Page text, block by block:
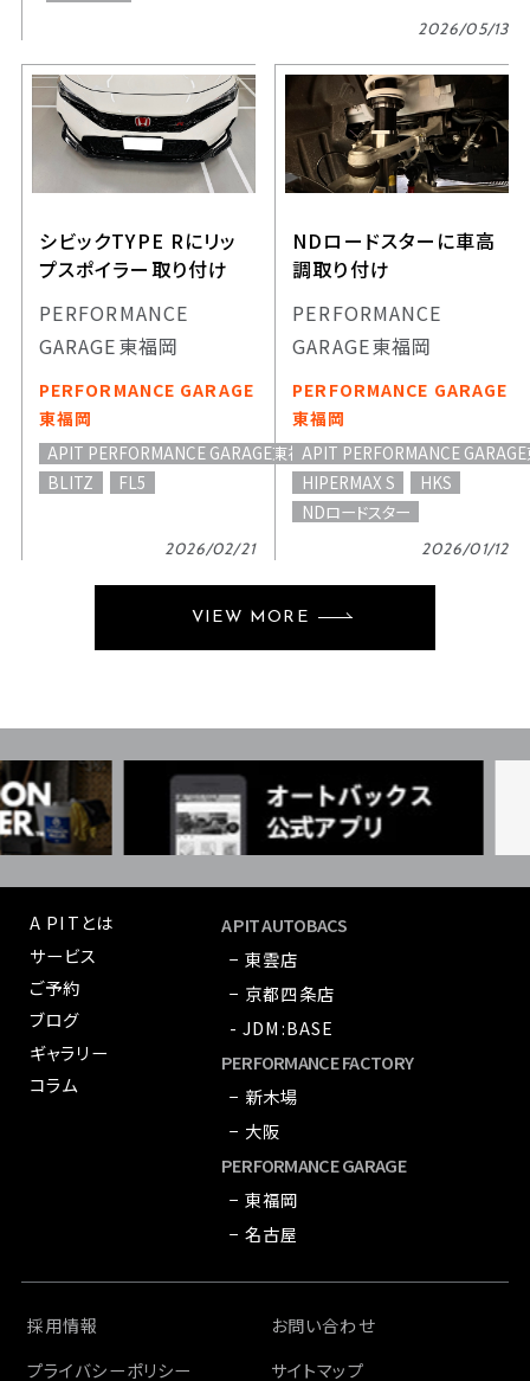
2026/05/13
2026/02/21
シビックTYPE Rにリッ
プスポイラー取り付け
PERFORMANCE
GARAGE東福岡
PERFORMANCE GARAGE
東福岡
APIT PERFORMANCE GARAGE東福岡
BLITZ
FL5
2026/01/12
NDロードスターに車高
調取り付け
PERFORMANCE
GARAGE東福岡
PERFORMANCE GARAGE
東福岡
APIT PERFORMANCE
HIPERMAX S
HKS
NDロードスター
VIEW MORE
A PITとは
サービス
ご予約
ブログ
ギャラリー
コラム
A PIT AUTOBACS
− 東雲店
− 京都四条店
- JDM:BASE
PERFORMANCE FACTORY
− 新木場
− 大阪
PERFORMANCE GARAGE
− 東福岡
− 名古屋
採用情報
お問い合わせ
プライバシーポリシー
サイトマップ